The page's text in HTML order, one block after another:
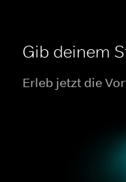
Gib deinem
Erleb jetzt die